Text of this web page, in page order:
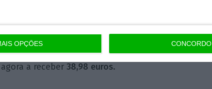
OPÇÕES CONCORDO
a receber, todos os meses,
de retenção de8,1%, conforme previsto
partir de agora, a taxa será de
pensionista vai passar de 778,75 euros
a receber 38,98 euros.